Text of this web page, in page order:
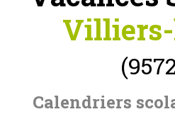
Calendriers